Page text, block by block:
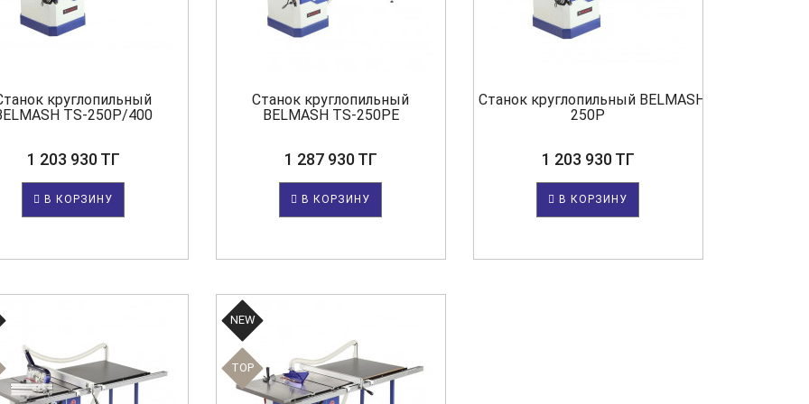
круглопильный
TS-250P/400
1 203 930 ТГ
В КОРЗИНУ
Станок круглопильный
BELMASH TS-250PE
1 287 930 ТГ
В КОРЗИНУ
Станок круглопильный BELMASH TS-
250P
1 203 930 ТГ
В КОРЗИНУ
NEW
TOP